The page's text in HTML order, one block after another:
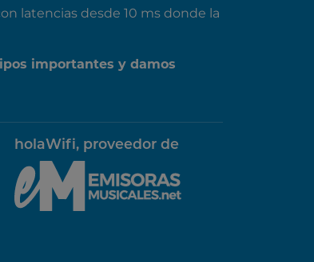
latencias desde 10 ms donde la
importantes y damos
holaWifi, proveedor de